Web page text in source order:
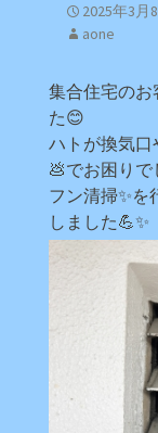
2025年3月
aone
集合住宅のお
た😊
ハトが換気
💩でお困りで
フン清掃✨
しました💪✨